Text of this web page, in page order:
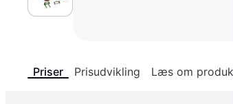
Priser Prisudvikling Læs om